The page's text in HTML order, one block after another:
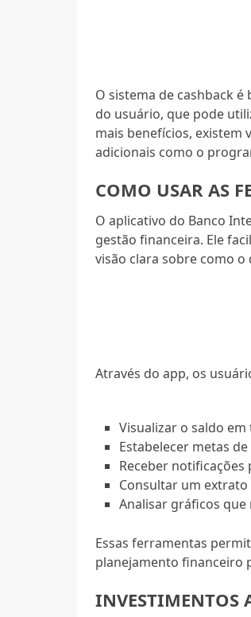
O sistema de cashback
do usuário, que pode
mais benefícios, existem
adicionais como o
COMO USAR AS
O aplicativo do Banco
gestão financeira. Ele
visão clara sobre como
Através do app, os
Visualizar o saldo
Estabelecer metas
Receber notificações
Consultar um
Analisar gráficos
Essas ferramentas
planejamento financeiro
INVESTIMENTOS